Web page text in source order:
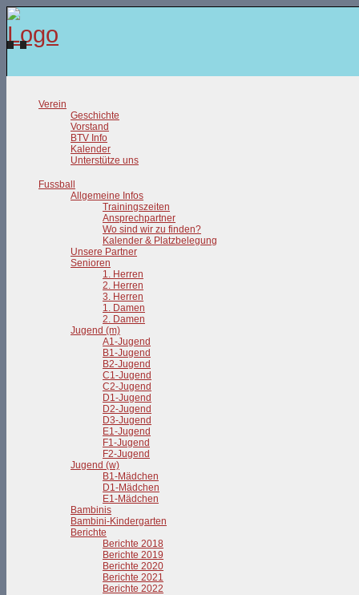
Verein
Geschichte
Vorstand
BTV Info
Kalender
Unterstütze uns
Fussball
Allgemeine Infos
Trainingszeiten
Ansprechpartner
Wo sind wir zu finden?
Kalender & Platzbelegung
Unsere Partner
Senioren
1. Herren
2. Herren
3. Herren
1. Damen
2. Damen
Jugend (m)
A1-Jugend
B1-Jugend
B2-Jugend
C1-Jugend
C2-Jugend
D1-Jugend
D2-Jugend
D3-Jugend
E1-Jugend
F1-Jugend
F2-Jugend
Jugend (w)
B1-Mädchen
D1-Mädchen
E1-Mädchen
Bambinis
Bambini-Kindergarten
Berichte
Berichte 2018
Berichte 2019
Berichte 2020
Berichte 2021
Berichte 2022